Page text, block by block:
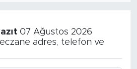
07 Ağustos 2026
adres, telefon ve